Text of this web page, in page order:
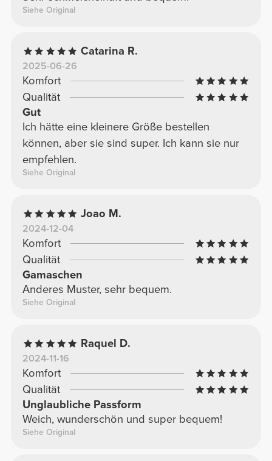
Siehe Original
Catarina R.
2025-06-26
Komfort
Qualität
Gut
Ich hätte eine kleinere Größe bestellen
können, aber sie sind super. Ich kann sie nur
empfehlen.
Siehe Original
Joao M.
2024-12-04
Komfort
Qualität
Gamaschen
Anderes Muster, sehr bequem.
Siehe Original
Raquel D.
2024-11-16
Komfort
Qualität
Unglaubliche Passform
Weich, wunderschön und super bequem!
Siehe Original